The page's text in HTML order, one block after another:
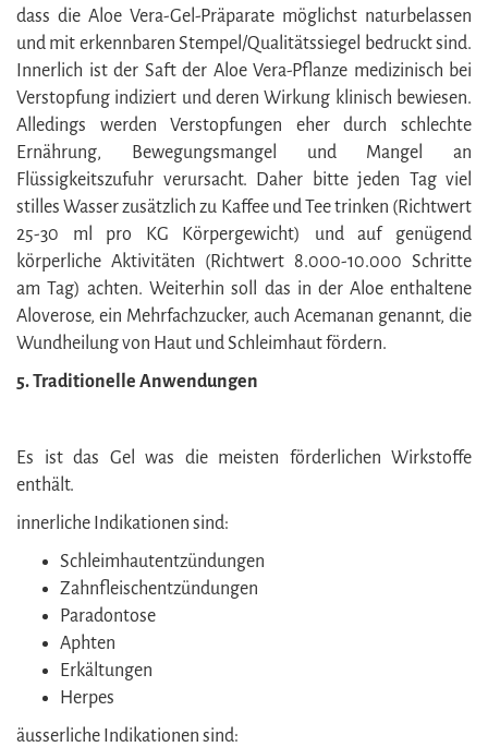
dass die Aloe Vera-Gel-Präparate möglichst naturbelassen
und mit erkennbaren Stempel/Qualitätssiegel bedruckt sind.
Innerlich ist der Saft der Aloe Vera-Pflanze medizinisch bei
Verstopfung indiziert und deren Wirkung klinisch bewiesen.
Alledings werden Verstopfungen eher durch schlechte
Ernährung, Bewegungsmangel und Mangel an
Flüssigkeitszufuhr verursacht. Daher bitte jeden Tag viel
stilles Wasser zusätzlich zu Kaffee und Tee trinken (Richtwert
25-30 ml pro KG Körpergewicht) und auf genügend
körperliche Aktivitäten (Richtwert 8.000-10.000 Schritte
am Tag) achten. Weiterhin soll das in der Aloe enthaltene
Aloverose, ein Mehrfachzucker, auch Acemanan genannt, die
Wundheilung von Haut und Schleimhaut fördern.
5. Traditionelle Anwendungen
Es ist das Gel was die meisten förderlichen Wirkstoffe
enthält.
innerliche Indikationen sind:
Schleimhautentzündungen
Zahnfleischentzündungen
Paradontose
Aphten
Erkältungen
Herpes
äusserliche Indikationen sind: